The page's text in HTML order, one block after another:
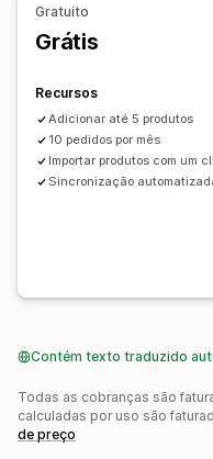
Locais para aquisição de
Eslovênia
França Grécia Irlanda
Luxemburgo
Países
Reino Unido Romênia
Gratuito
Grátis
Recursos
Adicionar até 5 produtos
10 pedidos por mês
Importar produtos com um
Sincronização
Contém texto traduzido
Todas as cobranças são
calculadas por uso são
de preço